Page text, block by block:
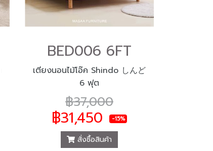
BED006 6FT
เตียงนอนไม้โอ๊ค Shindo しんど
6 ฟุต
฿37,000
฿31,450 -15%
สั่งซื้อสินค้า